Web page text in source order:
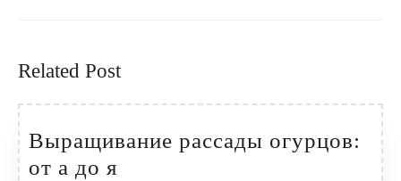
Related Post
Выращивание рассады огурцов:
от а до я